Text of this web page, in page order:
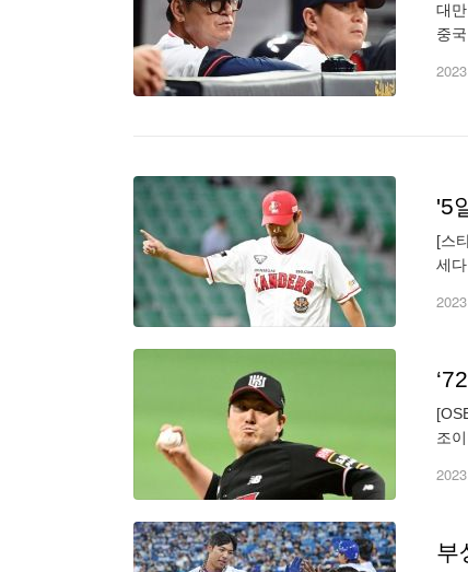
대
중
[스
세
조